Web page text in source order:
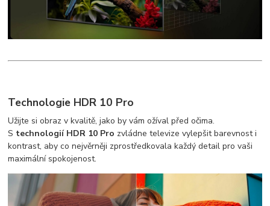
Technologie HDR 10 Pro
Užijte si obraz v kvalitě, jako by vám ožíval před očima.
S technologií HDR 10 Pro zvládne televize vylepšit barevnost i
kontrast, aby co nejvěrněji zprostředkovala každý detail pro vaši
maximální spokojenost.